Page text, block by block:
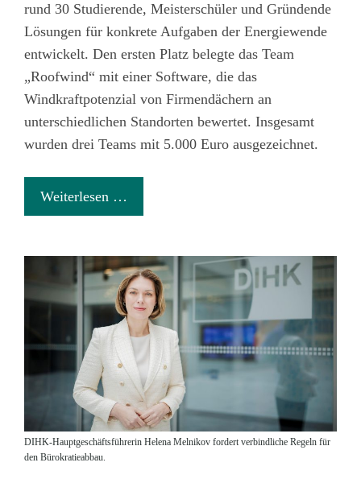
rund 30 Studierende, Meisterschüler und Gründende
Lösungen für konkrete Aufgaben der Energiewende
entwickelt. Den ersten Platz belegte das Team
„Roofwind“ mit einer Software, die das
Windkraftpotenzial von Firmendächern an
unterschiedlichen Standorten bewertet. Insgesamt
wurden drei Teams mit 5.000 Euro ausgezeichnet.
Weiterlesen …
DIHK-Hauptgeschäftsführerin Helena Melnikov fordert verbindliche Regeln für
den Bürokratieabbau.